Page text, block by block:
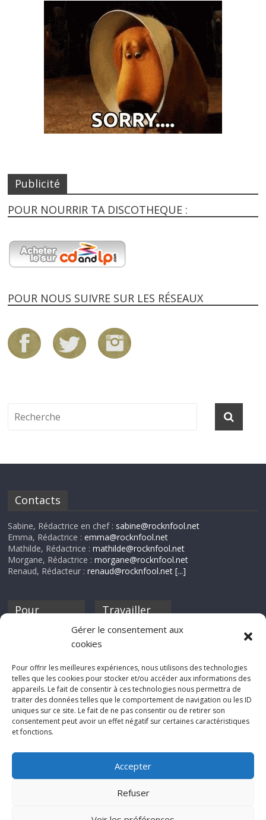
Gérer le consentement aux
cookies
Pour offrir les meilleures expériences, nous utilisons des technologies
telles que les cookies pour stocker et/ou accéder aux informations des
appareils. Le fait de consentir à ces technologies nous permettra de
traiter des données telles que le comportement de navigation ou les ID
uniques sur ce site. Le fait de ne pas consentir ou de retirer son
consentement peut avoir un effet négatif sur certaines caractéristiques
et fonctions.
Accepter
Refuser
Publicité
POUR NOURRIR TA DISCOTHEQUE :
POUR NOUS SUIVRE SUR LES RÉSEAUX
Contacts
Sabine, Rédactrice en chef : sabine@rocknfool.net
Emma, Rédactrice :emma@rocknfool.net
Mathilde, Rédactrice :mathilde@rocknfool.net
Morgane, Rédactrice :morgane@rocknfool.net
Renaud, Rédacteur :renaud@rocknfool.net [...]
Pour
discothèque
Travailler
Si tu souhaites
Rocknfool, n'hésite
pas à nous envoyer
tes chroniques de
concerts, de films,
séries ou des billets
d'humeur :